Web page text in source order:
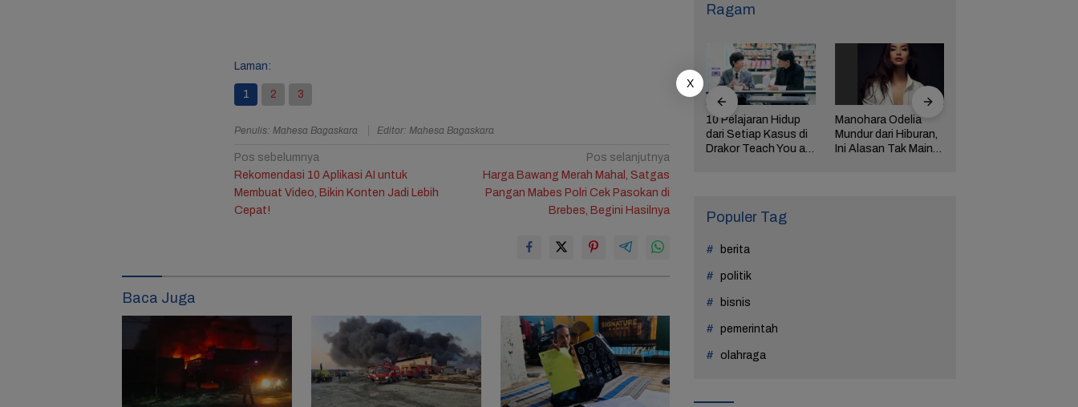
Laman:
1 2 3
Penulis: Mahesa Bagaskara Editor: Mahesa Bagaskara
Navigasi
pos
Pos sebelumnya
Rekomendasi 10 Aplikasi AI untuk
Membuat Video, Bikin Konten Jadi Lebih
Cepat!
Pos selanjutnya
Harga Bawang Merah Mahal, Satgas
Pangan Mabes Polri Cek Pasokan di
Brebes, Begini Hasilnya
Baca Juga
Ragam
Jule, Na Daehoon
Ulang Tahun Anak
Ketiga
Laddaland, Titi Kamal
Nyata Kesempatan
Kedua Ada
10 Pelajaran Hidup
dari Setiap Kasus di
Drakor Teach You a
Manohara Odelia
Mundur dari Hiburan,
Ini Alasan Tak Main
Populer Tag
berita
politik
bisnis
pemerintah
olahraga
X